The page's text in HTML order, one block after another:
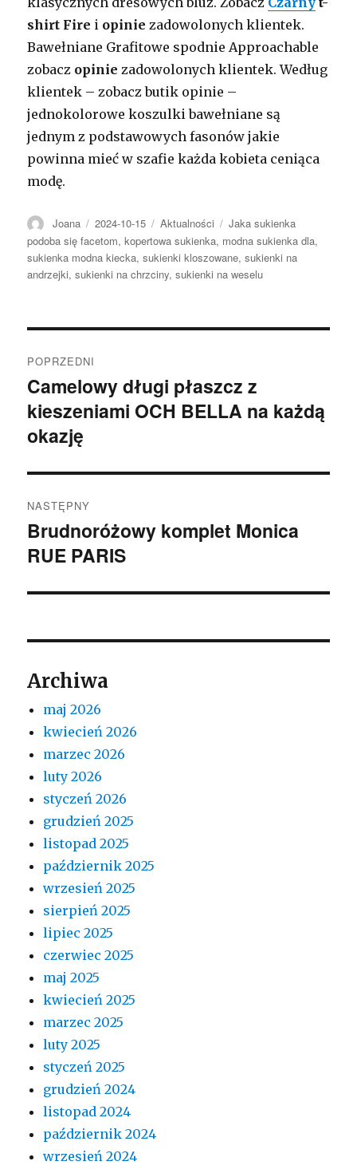
shirt Fire i opinie zadowolonych klientek.
Bawełniane Grafitowe spodnie Approachable
zobacz opinie zadowolonych klientek. Według
klientek – zobacz butik opinie –
jednokolorowe koszulki bawełniane są
jednym z podstawowych fasonów jakie
powinna mieć w szafie każda kobieta ceniąca
modę.
Autor
Joana Opublikowano
2024-10-15 Kategorie
Aktualności Tagi
Jaka sukienka
podoba się facetom,kopertowa sukienka, modna sukienka dla,
sukienka modna kiecka,sukienki kloszowane,sukienki na
andrzejki,sukienki na chrzciny,sukienki na weselu
wpisu
POPRZEDNI
Poprzedni
wpis:
Camelowy długi płaszcz z
kieszeniami OCH BELLA na każdą
okazję
NASTĘPNY
Następny
wpis:
Brudnoróżowy komplet Monica
RUE PARIS
Archiwa
maj 2026
kwiecień 2026
marzec 2026
luty 2026
styczeń 2026
grudzień 2025
listopad 2025
październik 2025
wrzesień 2025
sierpień 2025
lipiec 2025
czerwiec 2025
maj 2025
kwiecień 2025
marzec 2025
luty 2025
styczeń 2025
grudzień 2024
listopad 2024
październik 2024
wrzesień 2024